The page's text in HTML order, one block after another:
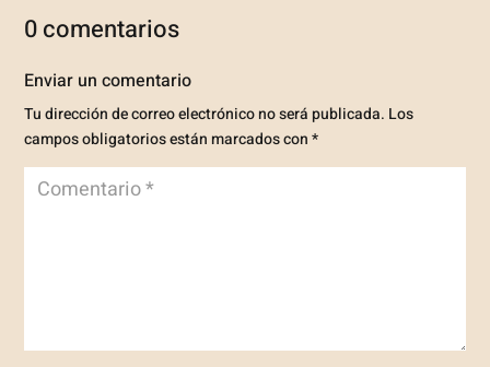
0 comentarios
Enviar un comentario
Tu dirección de correo electrónico no será publicada. Los
campos obligatorios están marcados con*